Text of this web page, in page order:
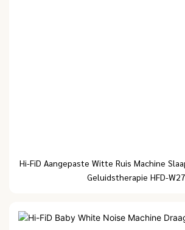
Hi-FiD Aangepaste Witte Ruis Machine
Geluidstherapie HFD-W27